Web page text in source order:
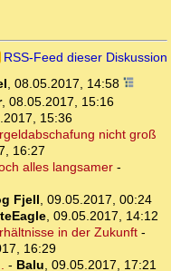
RSS-Feed dieser Diskussion
, 08.05.2017, 14:58
, 08.05.2017, 15:16
15:36
nicht groß
16:27
alles langsamer-
Fjell, 09.05.2017, 00:24
, 09.05.2017, 14:12
in der Zukunft-
16:29
- Balu, 09.05.2017, 17:21